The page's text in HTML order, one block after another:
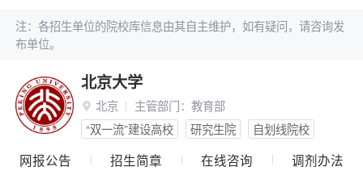
注：各招生单位的院校库信息由其自主维护，如有疑问，请咨询发
布单位。
北京大学
 北京 主管部门： 教育部
“双一流”建设高校
研究生院 自划线院校
网报公告 招生简章 在线咨询 调剂办法